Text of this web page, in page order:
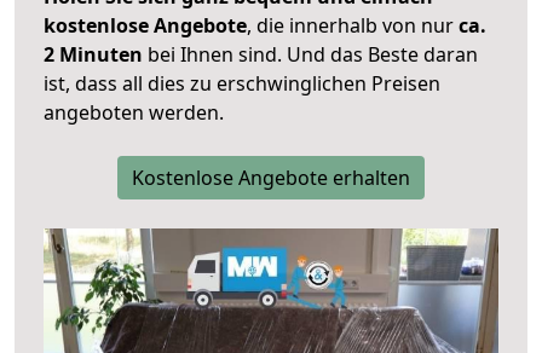
kostenlose Angebote, die innerhalb von nurca.
2 Minuten bei Ihnen sind. Und das Beste daran
ist, dass all dies zu erschwinglichen Preisen
angeboten werden.
Kostenlose Angebote erhalten